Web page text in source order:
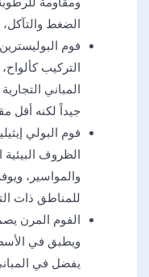
الضغط
التركيب
المباني
جيداً لكنه أقل
الظروف
والمواسير،
للمناطق ذات
الفوم المرن
ويطبق في
يفضل في